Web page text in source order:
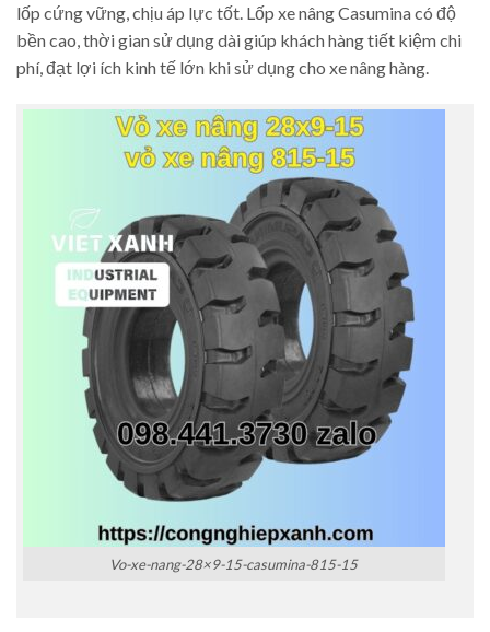
lốp cứng vững, chịu áp lực tốt. Lốp xe nâng Casumina có độ
bền cao, thời gian sử dụng dài giúp khách hàng tiết kiệm chi
phí, đạt lợi ích kinh tế lớn khi sử dụng cho xe nâng hàng.
Vo-xe-nang-28×9-15-casumina-815-15